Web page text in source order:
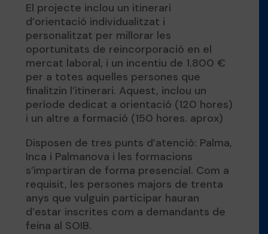
El projecte inclou un itinerari
d’orientació individualitzat i
personalitzat per millorar les
oportunitats de reincorporació en el
mercat laboral, i un incentiu de 1.800 €
per a totes aquelles persones que
finalitzin l’itinerari. Aquest, inclou un
període dedicat a orientació (120 hores)
i un altre a formació (150 hores. aprox)
Disposen de tres punts d’atenció: Palma,
Inca i Palmanova i les formacions
s’impartiran de forma presencial. Com a
requisit, les persones majors de trenta
anys que vulguin participar hauran
d’estar inscrites com a demandants de
feina al SOIB.